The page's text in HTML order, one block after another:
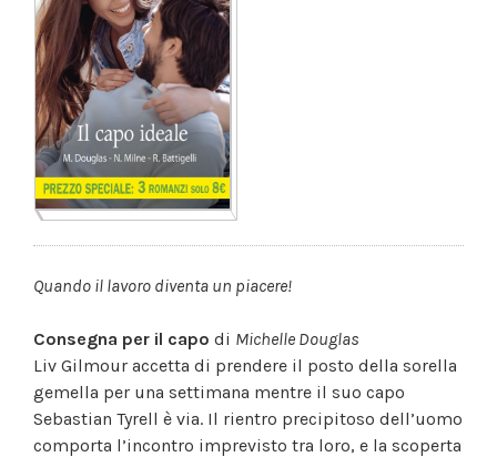
Quando il lavoro diventa un piacere!
Consegna per il capo di Michelle Douglas
Liv Gilmour accetta di prendere il posto della sorella
gemella per una settimana mentre il suo capo
Sebastian Tyrell è via. Il rientro precipitoso dell’uomo
comporta l’incontro imprevisto tra loro, e la scoperta